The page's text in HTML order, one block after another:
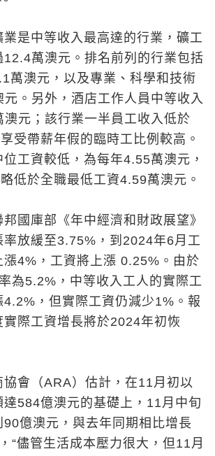
是中等收入最高達的行業，礦工
12.4萬澳元。排名前列的行業包括
萬澳元，以及專業、科學和技術
。另外，酒店工作人員中等收入
元；該行業一半員工收入低於
受帶薪年假的臨時工比例較高。
工資較低，為每年4.55萬澳元，
低於全職最低工資4.59萬澳元。
國庫部《年中經濟和財政展望》
率放緩至3.75%，到2024年6月工
漲4%，工資將上漲 0.25%。由於
為5.2%，中等收入工人的實際工
4.2%，但實際工資仍減少1%。報
實際工資增長將於2024年初恢
協會（ARA）估計，在11月初以
達584億澳元的基礎上，11月中旬
億澳元，與去年同期相比增長
“儘管生活成本壓力很大，但11月